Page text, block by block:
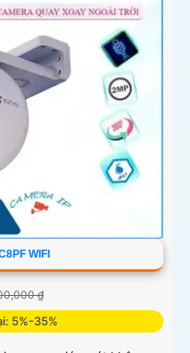
WIFI
₫
5%-35%